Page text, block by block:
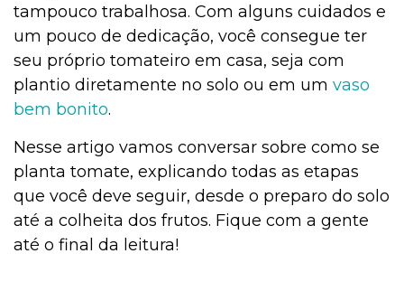
tampouco trabalhosa. Com alguns cuidados e
um pouco de dedicação, você consegue ter
seu próprio tomateiro em casa, seja com
plantio diretamente no solo ou em um vaso
bem bonito.
Nesse artigo vamos conversar sobre como se
planta tomate, explicando todas as etapas
que você deve seguir, desde o preparo do solo
até a colheita dos frutos. Fique com a gente
até o final da leitura!